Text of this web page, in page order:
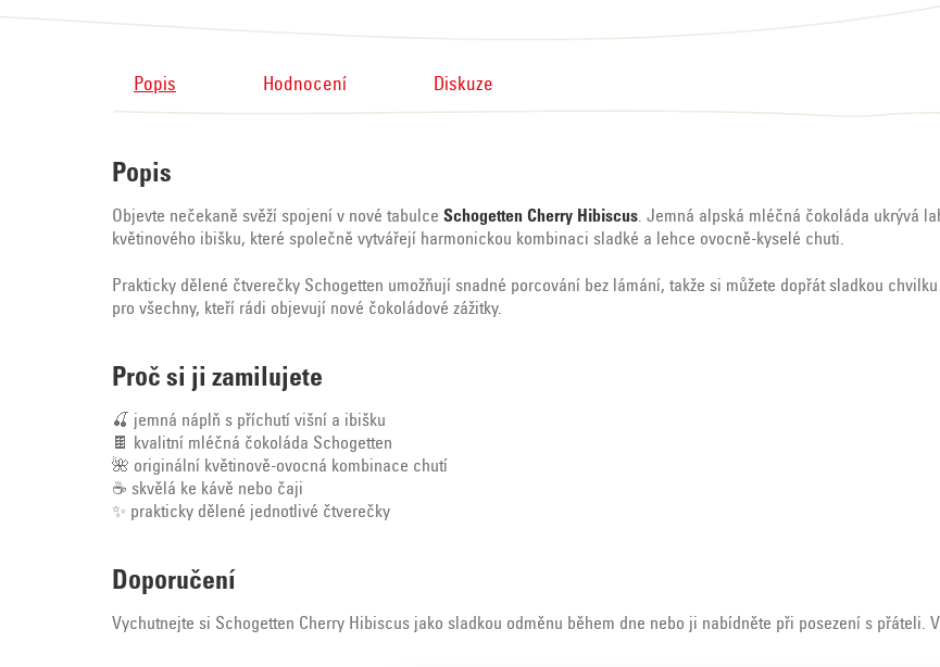
Popis Hodnocení Diskuze
Popis
Objevte nečekaně svěží spojení v nové tabulce Schogetten Cherry Hibiscus. Jemná alpská mléčná čokoláda ukrývá
květinového ibišku, které společně vytvářejí harmonickou kombinaci sladké a lehce ovocně-kyselé chuti.
Prakticky dělené čtverečky Schogetten umožňují snadné porcování bez lámání, takže si můžete dopřát sladkou
pro všechny, kteří rádi objevují nové čokoládové zážitky.
Proč si ji zamilujete
🍒 jemná náplň s příchutí višní a ibišku
🍫 kvalitní mléčná čokoláda Schogetten
🌺 originální květinově-ovocná kombinace chutí
☕ skvělá ke kávě nebo čaji
✨ prakticky dělené jednotlivé čtverečky
Doporučení
Vychutnejte si Schogetten Cherry Hibiscus jako sladkou odměnu během dne nebo ji nabídněte při posezení s přáteli.